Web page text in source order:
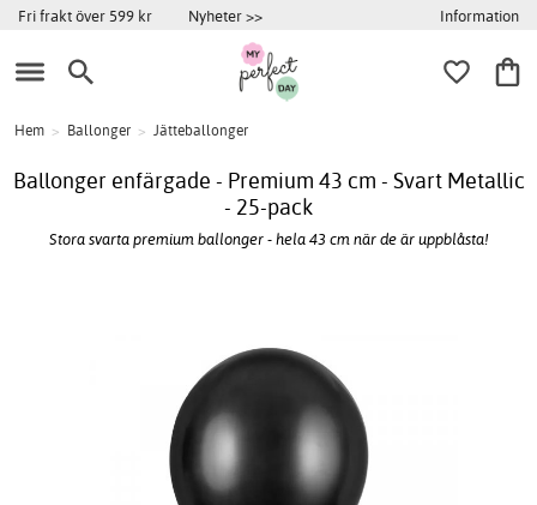
Fri frakt över 599 kr Nyheter >> Information
Hem > Ballonger > Jätteballonger
Ballonger enfärgade - Premium 43 cm - Svart Metallic
- 25-pack
Stora svarta premium ballonger - hela 43 cm när de är uppblåsta!